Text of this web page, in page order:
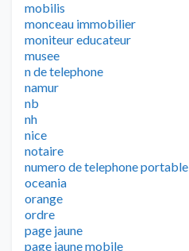
mobilis
monceau immobilier
moniteur educateur
musee
n de telephone
namur
nb
nh
nice
notaire
numero de telephone portable
oceania
orange
ordre
page jaune
page jaune mobile